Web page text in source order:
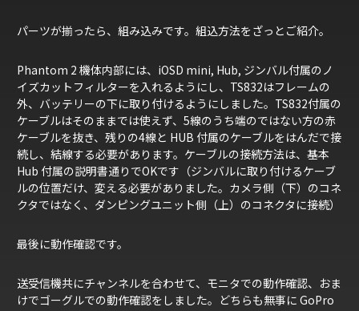
パーツが揃ったら、組み込みです。組込方法をざっとご紹介。
Phantom 2 機体内部には、iOSD mini, Hub, ジンバル付属のノ
イズカットフィルターを入れるようにし、TS832はフレームの
外、バッテリーの下に取り付けるようにしました。TS832付属の
ケーブルはそのままでは使えず、5線のうち端のではない方の赤
ケーブルを抜き、残りの4線と HUB 付属のケーブルをはんだで接
続し、結線する必要があります。ケーブルの接続方法は、基本
Hub 付属の説明書通りでOKです（ジンバルに取り付けるケーブ
ルの位置だけ、変える必要がありました。カメラ側（下）のコネ
クタではなく、ダンピングユニット側（上）のコネクタに接続）
最後に動作確認です。
送受信機共にチャンネルを合わせて、モニタでの動作確認、おま
けでゴーグルでの動作確認をしました。どちらも無事に GoPro